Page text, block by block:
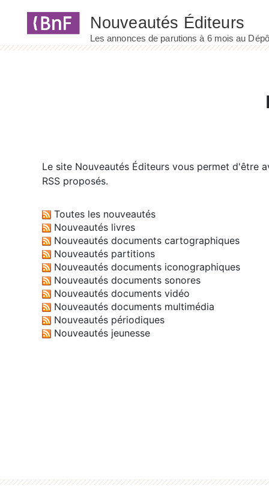
Le site Nouveautés Éditeurs vous permet d'être
RSS proposés.
Toutes les nouveautés
Nouveautés livres
Nouveautés documents cartographiques
Nouveautés partitions
Nouveautés documents iconographiques
Nouveautés documents sonores
Nouveautés documents vidéo
Nouveautés documents multimédia
Nouveautés périodiques
Nouveautés jeunesse